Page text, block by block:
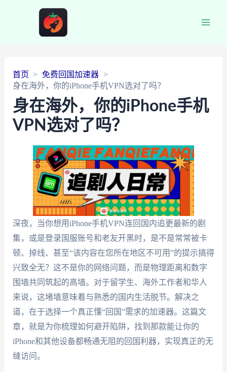
首页
免费回国加速器
身在海外，你的iPhone手机VPN选对了吗？
身在海外，你的iPhone手机
VPN选对了吗？
深夜，当你想用iPhone手机VPN连回国内追更最新的剧
集，或是登录国服账号和老友开黑时，是不是常常被卡
顿、掉线、甚至“该内容在您所在地区不可用”的提示搞得
兴致全无？这不是你的网络问题，而是物理距离和数字
围墙共同筑起的高墙。对于留学生、海外工作者和华人
来说，这堵墙意味着与熟悉的国内生活脱节。解决之
道，在于选择一个真正懂“回国”需求的加速器。这篇文
章，就是为你梳理如何避开陷阱，找到那款能让你的
iPhone和其他设备都畅通无阻的回国利器，实现真正的无
缝访问。